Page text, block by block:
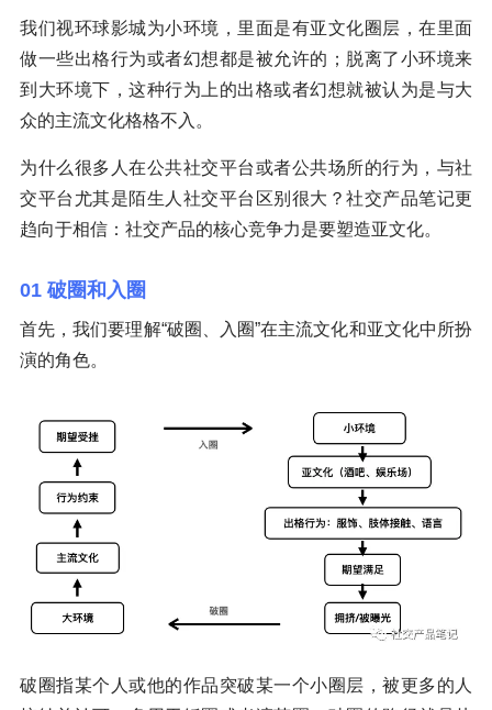
我们视环球影城为小环境，里面是有亚文化圈层，在里面
做一些出格行为或者幻想都是被允许的；脱离了小环境来
到大环境下，这种行为上的出格或者幻想就被认为是与大
众的主流文化格格不入。
为什么很多人在公共社交平台或者公共场所的行为，与社
交平台尤其是陌生人社交平台区别很大？社交产品笔记更
趋向于相信：社交产品的核心竞争力是要塑造亚文化。
01 破圈和入圈
首先，我们要理解“破圈、入圈”在主流文化和亚文化中所扮
演的角色。
破圈指某个人或他的作品突破某一个小圈层，被更多的人